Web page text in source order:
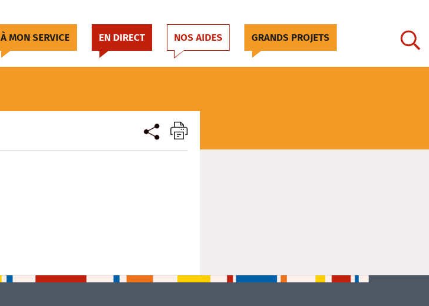
À MON SERVICE EN DIRECT NOS AIDES GRANDS PROJETS